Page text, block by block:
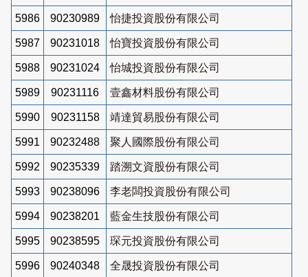
5986 90230989 怡捷投資股份有限公司
5987 90231018 怡寶投資股份有限公司
5988 90231024 怡城投資股份有限公司
5989 90231116 壹鑫材料股份有限公司
5990 90231158 靖達貿易股份有限公司
5991 90232488 聚人國際股份有限公司
5992 90235339 踏溯文資股份有限公司
5993 90238096 李老闆投資股份有限公司
5994 90238201 藍金生技股份有限公司
5995 90238595 琛元投資股份有限公司
5996 90240348 全晟投資股份有限公司